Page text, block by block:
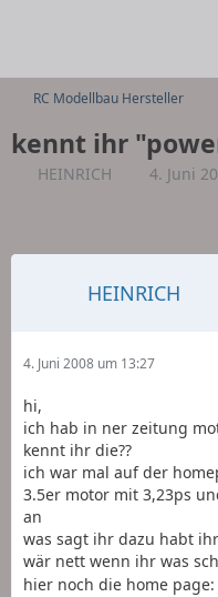
RC Modellbau Hersteller
kennt ihr
HEINRICH 4. Juni
HEINRICH
4. Juni 2008 um 13:27
hi,
ich hab in ner zeitung
kennt ihr die??
ich war mal auf der
3.5er motor mit 3,23ps
an
was sagt ihr dazu habt
wär nett wenn ihr was
hier noch die home page: